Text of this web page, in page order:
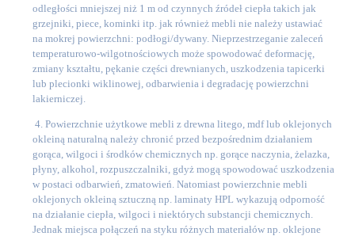
odległości mniejszej niż 1 m od czynnych źródeł ciepła takich jak
grzejniki, piece, kominki itp. jak również mebli nie należy ustawiać
na mokrej powierzchni: podłogi/dywany. Nieprzestrzeganie zaleceń
temperaturowo-wilgotnościowych może spowodować deformację,
zmiany kształtu, pękanie części drewnianych, uszkodzenia tapicerki
lub plecionki wiklinowej, odbarwienia i degradację powierzchni
lakierniczej.
4. Powierzchnie użytkowe mebli z drewna litego, mdf lub oklejonych
okleiną naturalną należy chronić przed bezpośrednim działaniem
gorąca, wilgoci i środków chemicznych np. gorące naczynia, żelazka,
płyny, alkohol, rozpuszczalniki, gdyż mogą spowodować uszkodzenia
w postaci odbarwień, zmatowień. Natomiast powierzchnie mebli
oklejonych okleiną sztuczną np. laminaty HPL wykazują odporność
na działanie ciepła, wilgoci i niektórych substancji chemicznych.
Jednak miejsca połączeń na styku różnych materiałów np. oklejone